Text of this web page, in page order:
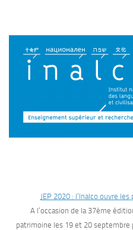
JEP 2020 : l’Inalco ouvre
A l’occasion de la 37ème
patrimoine les 19 et 20 septembre